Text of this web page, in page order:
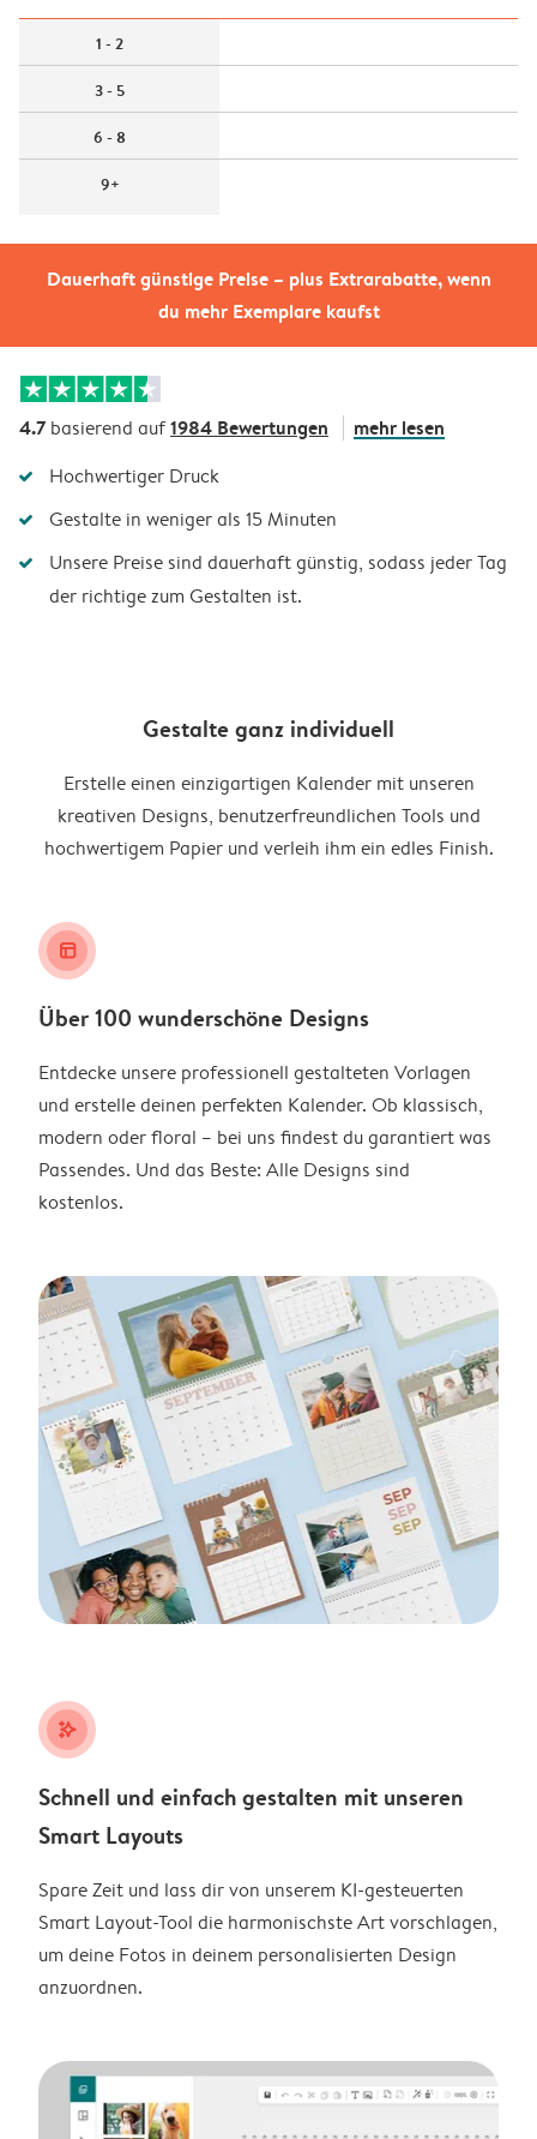
Dauerhaft günstige Preise – plus Extrarabatte, wenn
du mehr Exemplare kaufst
1 - 2
3 - 5
6 - 8
9+
4.7 basierend auf1984 Bewertungen mehr lesen
Hochwertiger Druck
Gestalte in weniger als 15 Minuten
Unsere Preise sind dauerhaft günstig, sodass jeder Tag
der richtige zum Gestalten ist.
Gestalte ganz individuell
Erstelle einen einzigartigen Kalender mit unseren
kreativen Designs, benutzerfreundlichen Tools und
hochwertigem Papier und verleih ihm ein edles Finish.
layout_alt
Über 100 wunderschöne Designs
Entdecke unsere professionell gestalteten Vorlagen
und erstelle deinen perfekten Kalender. Ob klassisch,
modern oder floral – bei uns findest du garantiert was
Passendes. Und das Beste: Alle Designs sind
kostenlos.
stars_plus
Schnell und einfach gestalten mit unseren
Smart Layouts
Spare Zeit und lass dir von unserem KI-gesteuerten
Smart Layout-Tool die harmonischste Art vorschlagen,
um deine Fotos in deinem personalisierten Design
anzuordnen.